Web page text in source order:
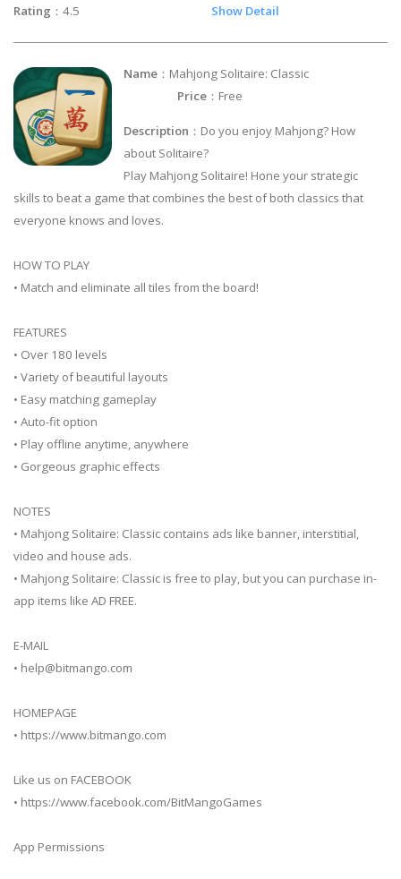
Rating ：4.5 Show Detail
Name ：Mahjong Solitaire: Classic
Price ：Free
Description ：Do you enjoy Mahjong? How
about Solitaire?
Play Mahjong Solitaire! Hone your strategic
skills to beat a game that combines the best of both classics that
everyone knows and loves.
HOW TO PLAY
• Match and eliminate all tiles from the board!
FEATURES
• Over 180 levels
• Variety of beautiful layouts
• Easy matching gameplay
• Auto-fit option
• Play offline anytime, anywhere
• Gorgeous graphic effects
NOTES
• Mahjong Solitaire: Classic contains ads like banner, interstitial,
video and house ads.
• Mahjong Solitaire: Classic is free to play, but you can purchase in-
app items like AD FREE.
E-MAIL
• help@bitmango.com
HOMEPAGE
• https://www.bitmango.com
Like us on FACEBOOK
• https://www.facebook.com/BitMangoGames
App Permissions